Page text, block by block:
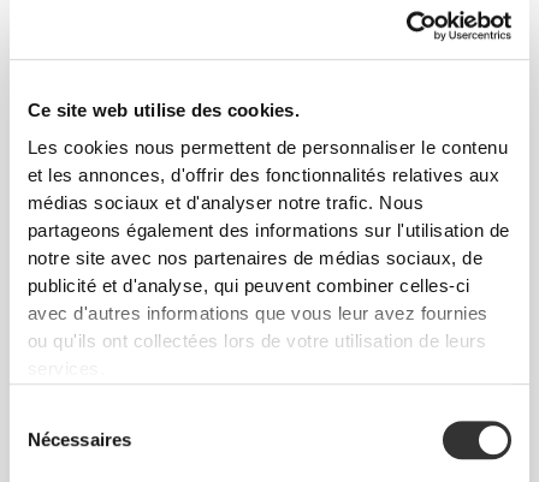
Ce site web utilise des cookies.
Les cookies nous permettent de personnaliser le contenu
et les annonces, d'offrir des fonctionnalités relatives aux
médias sociaux et d'analyser notre trafic. Nous
partageons également des informations sur l'utilisation de
notre site avec nos partenaires de médias sociaux, de
publicité et d'analyse, qui peuvent combiner celles-ci
avec d'autres informations que vous leur avez fournies
ou qu'ils ont collectées lors de votre utilisation de leurs
Nécessaires
Whey Prime Protein Bar +
€4.49 €5.99
25%
€14.99